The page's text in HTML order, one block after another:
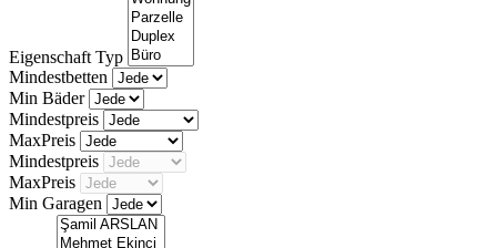
Eigenschaft Typ
Mindestbetten
Min Bäder
Mindestpreis
MaxPreis
Mindestpreis
MaxPreis
Min Garagen